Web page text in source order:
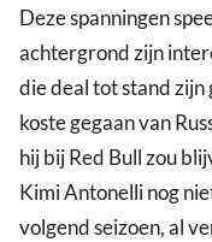
Deze spanningen
achtergrond zijn
die deal tot stand zijn
koste gegaan van
hij bij Red Bull zou
Kimi Antonelli nog
volgend seizoen, al